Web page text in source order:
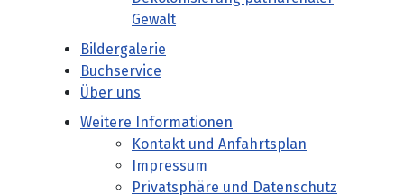
Gewalt
Bildergalerie
Buchservice
Über uns
Weitere Informationen
Kontakt und Anfahrtsplan
Impressum
Privatsphäre und Datenschutz